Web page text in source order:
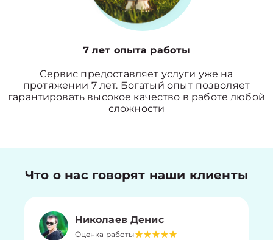
7 лет опыта работы
Сервис предоставляет услуги уже на
протяжении 7 лет. Богатый опыт позволяет
гарантировать высокое качество в работе любой
сложности
Что о нас говорят наши клиенты
Николаев Денис
Оценка работы